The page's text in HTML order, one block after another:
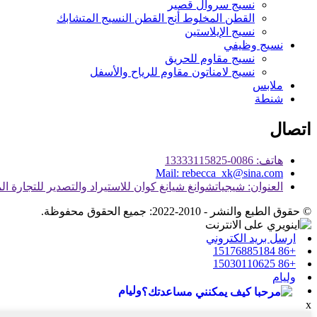
نسيج سروال قصير
القطن المخلوط أنج القطن النسيج المتشابك
نسيج الإيلاستين
نسيج وظيفي
نسيج مقاوم للحريق
نسيج لامناتون مقاوم للرياح والأسفل
ملابس
شنطة
اتصال
هاتف: 0086-13333115825
Mail: rebecca_xk@sina.com
العنوان: شيجياتشوانغ شيانغ كوان للاستيراد والتصدير للتجارة
© حقوق الطبع والنشر - 2010-2022: جميع الحقوق محفوظة.
ارسل بريد الكتروني
+86 15176885184
+86 15030110625
وليام
وليام
x